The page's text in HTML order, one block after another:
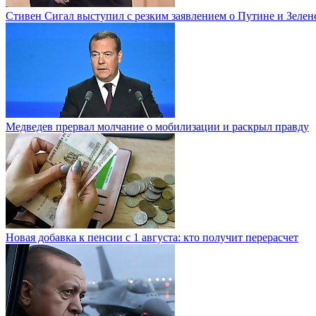
Стивен Сигал выступил с резким заявлением о Путине и
Медведев прервал молчание о мобилизации и раскрыл правду
Новая добавка к пенсии с 1 августа: кто получит перерасчет